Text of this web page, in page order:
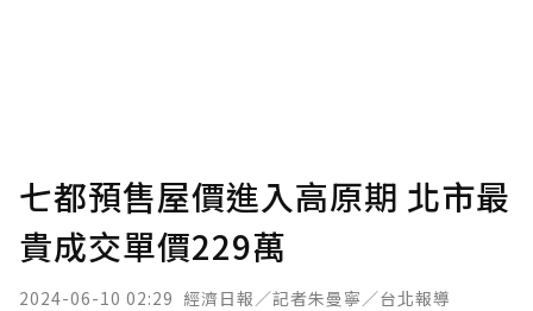
七都預售屋價進入高原期 北市最
貴成交單價229萬
2024-06-10 02:29 經濟日報／記者朱曼寧／台北報導